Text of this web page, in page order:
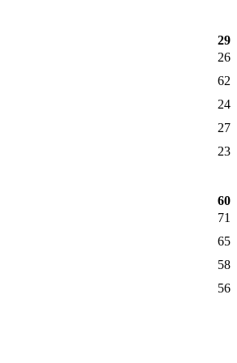
29
26
62
24
27
23
60
71
65
58
56